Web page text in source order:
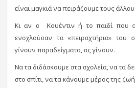
είναι μαγκιά να πειράζουμε τους
Κι αν ο Κουέντιν ή το παιδί που
ενοχλούσαν τα «πειραχτήρια» του
γίνουν παραδείγματα, ας γίνουν.
Να τα διδάσκουμε στα σχολεία, να τα
στο σπίτι, να τα κάνουμε μέρος της